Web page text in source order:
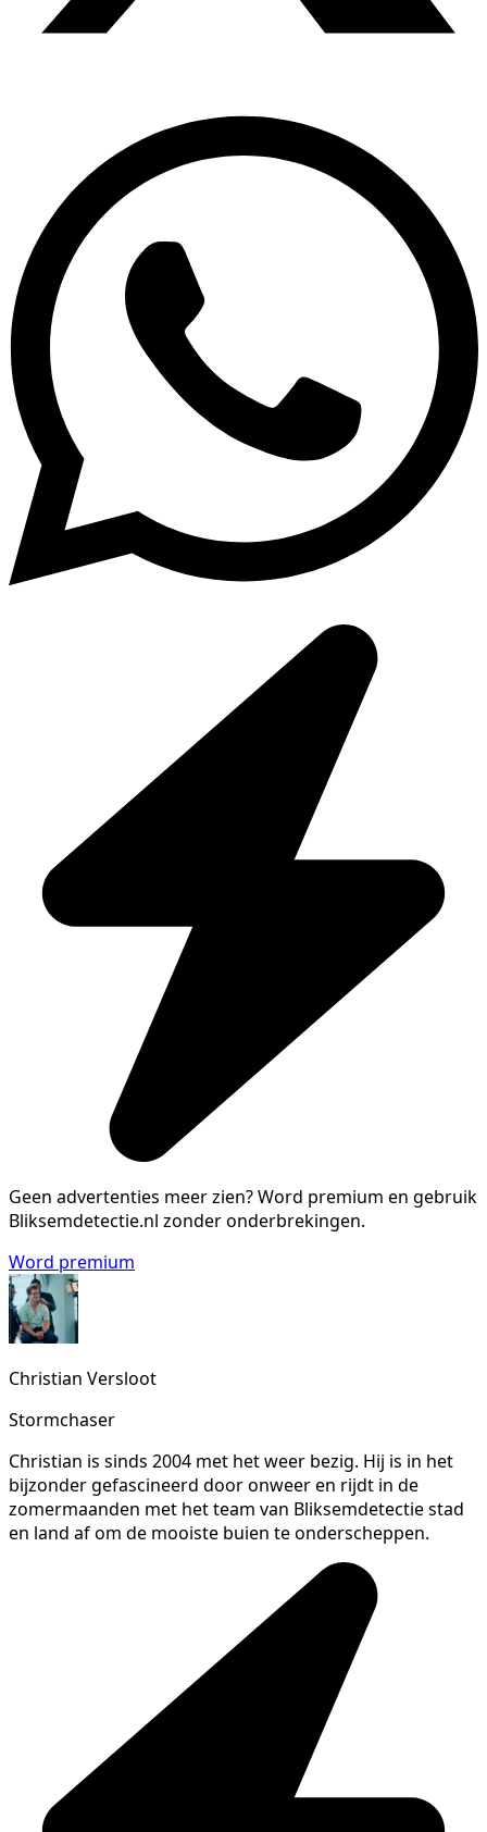
Geen advertenties meer zien?Word premium en gebruik
Bliksemdetectie.nl zonder onderbrekingen.
Word premium
Christian Versloot
Stormchaser
Christian is sinds 2004 met het weer bezig. Hij is in het
bijzonder gefascineerd door onweer en rijdt in de
zomermaanden met het team van Bliksemdetectie stad
en land af om de mooiste buien te onderscheppen.